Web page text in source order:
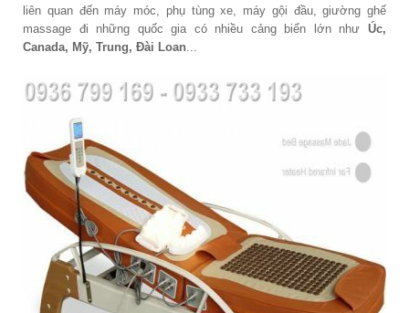
liên quan đến máy móc, phụ tùng xe, máy gội đầu, giường ghế
massage đi những quốc gia có nhiều cảng biển lớn như Úc,
Canada, Mỹ, Trung, Đài Loan